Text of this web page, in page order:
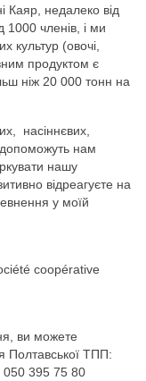
Каяр, недалеко від
1000 членів, і ми
культур (овочі,
продуктом є
ніж 20 000 тонн на
насіннєвих,
допоможуть нам
нашу
відреагуєте на
у моїй
coopérative
ви можете
Полтавської ТПП:
395 75 80